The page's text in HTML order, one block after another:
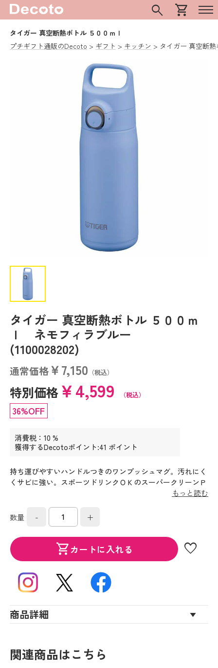
search shopping_cart
タイガー 真空断熱ボトル ５００ｍｌ
プチギフト通販のDecoto
ギフト キッチン タイガー 真空断
タイガー 真空断熱ボトル ５００ｍ
ｌ ネモフィラブルー
(1100028202)
通常価格￥7,150 （税込）
特別価格￥4,599 （税込）
36%OFF
消費税：10 %
獲得するDecotoポイント:41 ポイント
持ち運びやすいハンドルつきのワンプッシュマグ。汚れにく
くサビに強い。スポーツドリンクＯＫのスーパークリーンＰ
ｌｕｓ（プラス）。はずせる飲み口と丸洗いＯＫの本体・せ
もっと読む
数量 - +
shopping_cartカートに入れる favorite
商品詳細
関連商品はこちら